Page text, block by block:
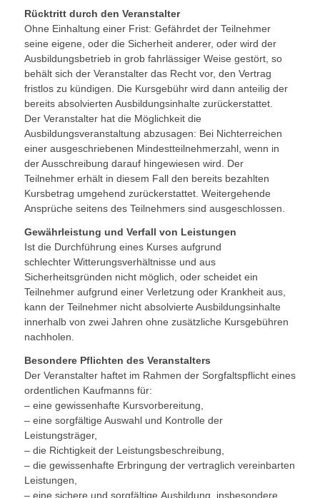
Rücktritt durch den Veranstalter
Ohne Einhaltung einer Frist: Gefährdet der Teilnehmer
seine eigene, oder die Sicherheit anderer, oder wird der
Ausbildungsbetrieb in grob fahrlässiger Weise gestört, so
behält sich der Veranstalter das Recht vor, den Vertrag
fristlos zu kündigen. Die Kursgebühr wird dann anteilig der
bereits absolvierten Ausbildungsinhalte zurückerstattet.
Der Veranstalter hat die Möglichkeit die
Ausbildungsveranstaltung abzusagen: Bei Nichterreichen
einer ausgeschriebenen Mindestteilnehmerzahl, wenn in
der Ausschreibung darauf hingewiesen wird. Der
Teilnehmer erhält in diesem Fall den bereits bezahlten
Kursbetrag umgehend zurückerstattet. Weitergehende
Ansprüche seitens des Teilnehmers sind ausgeschlossen.
Gewährleistung und Verfall von Leistungen
Ist die Durchführung eines Kurses aufgrund
schlechter Witterungsverhältnisse und aus
Sicherheitsgründen nicht möglich, oder scheidet ein
Teilnehmer aufgrund einer Verletzung oder Krankheit aus,
kann der Teilnehmer nicht absolvierte Ausbildungsinhalte
innerhalb von zwei Jahren ohne zusätzliche Kursgebühren
nachholen.
Besondere Pflichten des Veranstalters
Der Veranstalter haftet im Rahmen der Sorgfaltspflicht eines
ordentlichen Kaufmanns für:
– eine gewissenhafte Kursvorbereitung,
– eine sorgfältige Auswahl und Kontrolle der
Leistungsträger,
– die Richtigkeit der Leistungsbeschreibung,
– die gewissenhafte Erbringung der vertraglich vereinbarten
Leistungen,
– eine sichere und sorgfältige Ausbildung, insbesondere